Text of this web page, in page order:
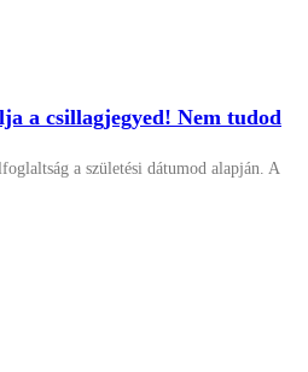
a csillagjegyed! Nem tudod
a születési dátumod alapján. A